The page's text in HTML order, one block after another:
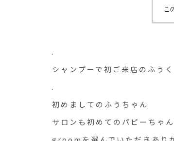
こ
.
シャンプーで初ご来店のふう
.
初めましてのふうちゃん
サロンも初めてのパピーちゃ